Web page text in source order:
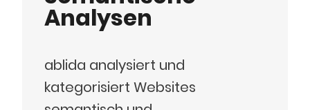
Analysen
ablida analysiert und
kategorisiert Websites